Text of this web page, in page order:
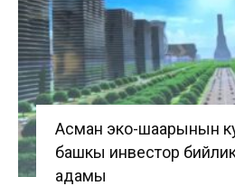
Асман эко-шаарынын
башкы инвестор
адамы